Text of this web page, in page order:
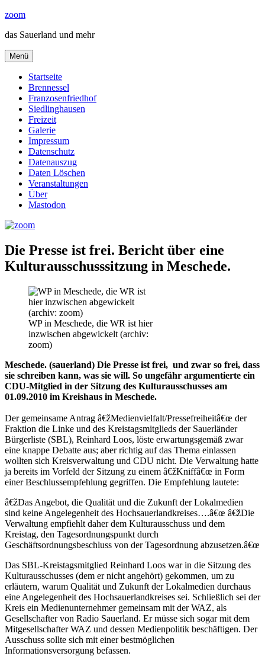
Zum
springen
zoom
das Sauerland und mehr
Menü
Startseite
Brennessel
Franzosenfriedhof
Siedlinghausen
Freizeit
Galerie
Impressum
Datenschutz
Datenauszug
Daten Löschen
Veranstaltungen
Über
Mastodon
Die Presse ist frei. Bericht über eine
Kulturausschusssitzung in Meschede.
WP in Meschede, die WR ist hier
inzwischen abgewickelt (archiv:
zoom)
Meschede. (sauerland) Die Presse ist frei, und zwar so frei, dass
sie schreiben kann, was sie will. So ungefähr argumentierte ein
CDU-Mitglied in der Sitzung des Kulturausschusses am
01.09.2010 im Kreishaus in Meschede.
Der gemeinsame Antrag â€žMedienvielfalt/Pressefreiheitâ€œ der
Fraktion die Linke und des Kreistagsmitglieds der Sauerländer
Bürgerliste (SBL), Reinhard Loos, löste erwartungsgemäß zwar
eine knappe Debatte aus; aber richtig auf das Thema einlassen
wollten sich Kreisverwaltung und CDU nicht. Die Verwaltung hatte
ja bereits im Vorfeld der Sitzung zu einem â€žKniffâ€œ in Form
einer Beschlussempfehlung gegriffen. Die Empfehlung lautete:
â€žDas Angebot, die Qualität und die Zukunft der Lokalmedien
sind keine Angelegenheit des Hochsauerlandkreises….â€œ â€žDie
Verwaltung empfiehlt daher dem Kulturausschuss und dem
Kreistag, den Tagesordnungspunkt durch
Geschäftsordnungsbeschluss von der Tagesordnung abzusetzen.â€œ
Das SBL-Kreistagsmitglied Reinhard Loos war in die Sitzung des
Kulturausschusses (dem er nicht angehört) gekommen, um zu
erläutern, warum Qualität und Zukunft der Lokalmedien durchaus
eine Angelegenheit des Hochsauerlandkreises sei. Schließlich sei der
Kreis ein Medienunternehmer gemeinsam mit der WAZ, als
Gesellschafter von Radio Sauerland. Er müsse sich sogar mit dem
Mitgesellschafter WAZ und dessen Medienpolitik beschäftigen. Der
Ausschuss sollte sich mit einer bestmöglichen
Informationsversorgung befassen.